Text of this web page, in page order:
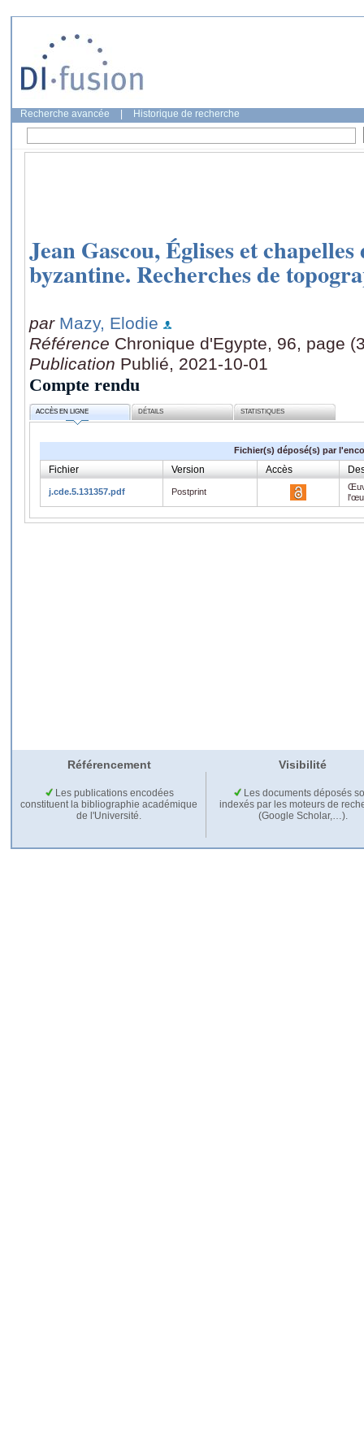
Recherche avancée Historique de recherche
Jean Gascou, Églises et
byzantine. Recherches de
par Mazy, Elodie
Référence Chronique d'Egypte, 96, page
Publication Publié, 2021-10-01
Compte rendu
ACCÈS EN LIGNE DÉTAILS STATISTIQUES
Fichier(s) déposé(s) par
Fichier Version Accès
j.cde.5.131357.pdf Postprint
Référencement Visibilité
Les publications encodées
constituent la bibliographie académique
de l'Université.
Les documents déposés
indexés par les moteurs de
(Google Scholar,…).